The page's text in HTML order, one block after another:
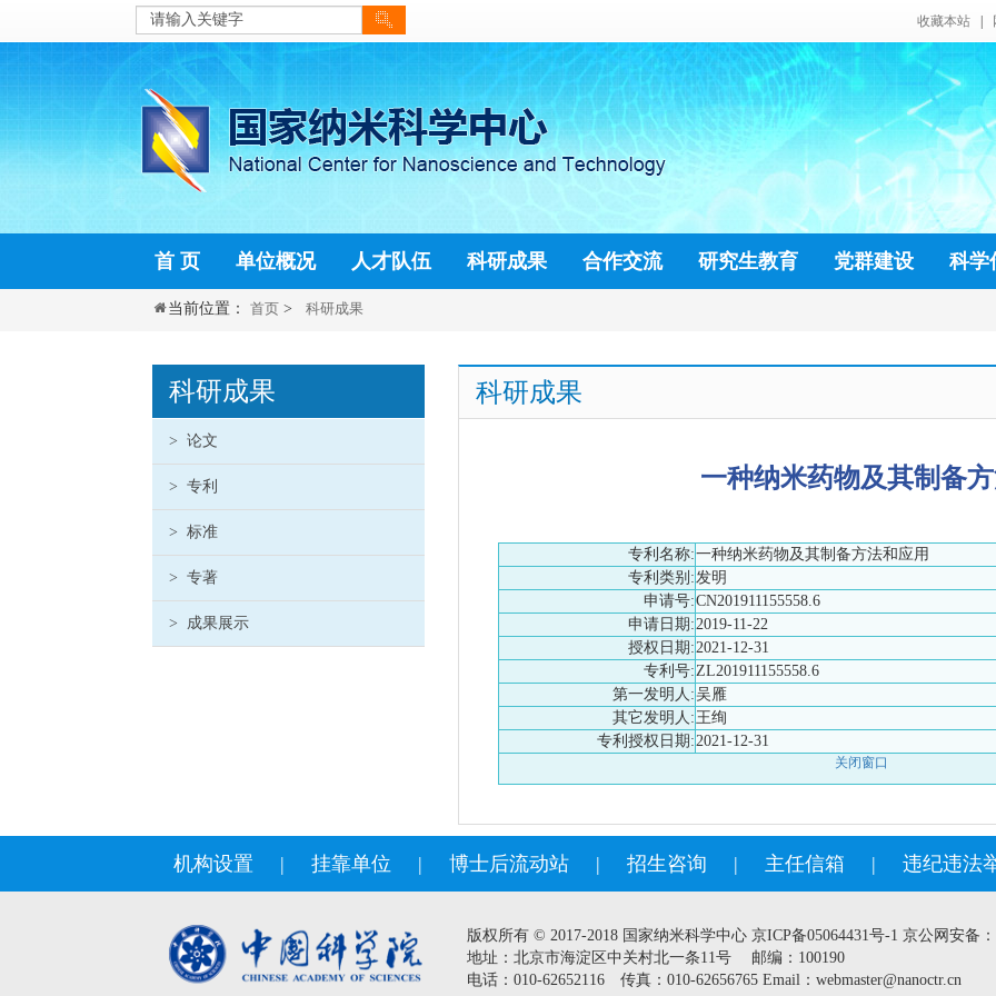
当前位置： 首页 > 科研成果
科研成果
> 论文
> 专利
> 标准
> 专著
> 成果展示
科研成果
一种纳米药物及其制备
专利名称:一种纳米药物及其制备方法和应用
专利类别:发明
申请号:CN201911155558.6
申请日期:2019-11-22
授权日期:2021-12-31
专利号:ZL201911155558.6
第一发明人:吴雁
其它发明人:王绚
专利授权日期:2021-12-31
关闭窗口